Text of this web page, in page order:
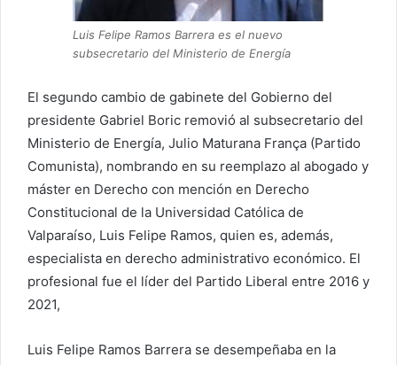
Luis Felipe Ramos Barrera es el nuevo
subsecretario del Ministerio de Energía
El segundo cambio de gabinete del Gobierno del
presidente Gabriel Boric removió al subsecretario del
Ministerio de Energía, Julio Maturana França​ (Partido
Comunista), nombrando en su reemplazo al abogado y
máster en Derecho con mención en Derecho
Constitucional de la Universidad Católica de
Valparaíso, Luis Felipe Ramos, quien es, además,
especialista en derecho administrativo económico. El
profesional fue el líder del Partido Liberal entre 2016 y
2021,
Luis Felipe Ramos Barrera se desempeñaba en la